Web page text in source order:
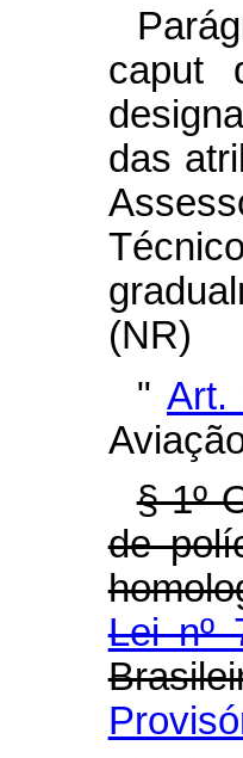
caput
das
(NR)
" Art.
§ 1º
de
Lei nº